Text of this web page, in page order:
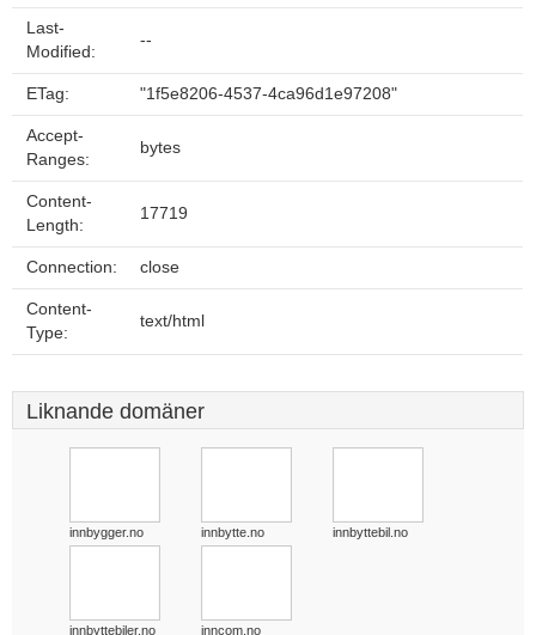
Last-
Modified:
--
ETag: "1f5e8206-4537-4ca96d1e97208"
Accept-
Ranges:
bytes
Content-
Length:
17719
Connection: close
Content-
Type:
text/html
Liknande domäner
innbygger.no innbytte.no innbyttebil.no
innbyttebiler.no inncom.no